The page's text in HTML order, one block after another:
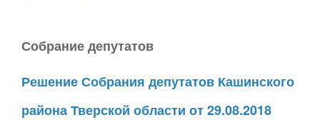
Собрание депутатов
Решение Собрания депутатов Кашинского
района Тверской области от 29.08.2018